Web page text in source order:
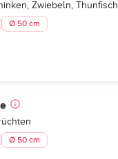
Zwiebeln, Thunfisch
Ø 50 cm
Ø 50 cm